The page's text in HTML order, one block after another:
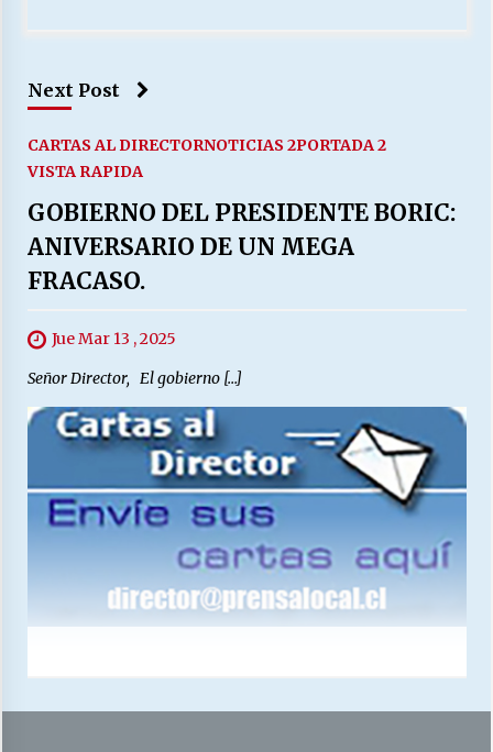
Next Post
CARTAS AL DIRECTORNOTICIAS 2PORTADA 2
VISTA RAPIDA
GOBIERNO DEL PRESIDENTE BORIC:
ANIVERSARIO DE UN MEGA
FRACASO.
Jue Mar 13 , 2025
Señor Director, El gobierno […]